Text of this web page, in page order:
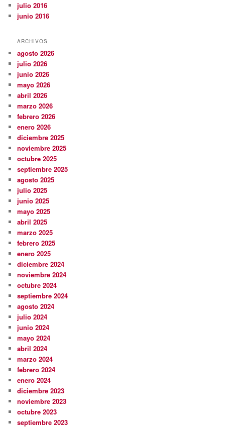
julio 2016
junio 2016
ARCHIVOS
agosto 2026
julio 2026
junio 2026
mayo 2026
abril 2026
marzo 2026
febrero 2026
enero 2026
diciembre 2025
noviembre 2025
octubre 2025
septiembre 2025
agosto 2025
julio 2025
junio 2025
mayo 2025
abril 2025
marzo 2025
febrero 2025
enero 2025
diciembre 2024
noviembre 2024
octubre 2024
septiembre 2024
agosto 2024
julio 2024
junio 2024
mayo 2024
abril 2024
marzo 2024
febrero 2024
enero 2024
diciembre 2023
noviembre 2023
octubre 2023
septiembre 2023